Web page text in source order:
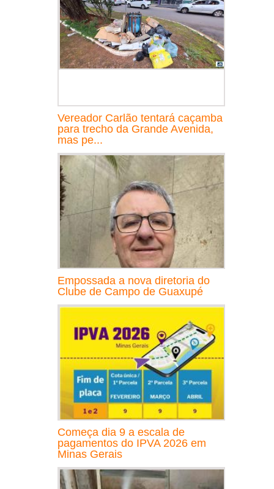
Vereador Carlão tentará caçamba
para trecho da Grande Avenida,
mas pe...
Empossada a nova diretoria do
Clube de Campo de Guaxupé
Começa dia 9 a escala de
pagamentos do IPVA 2026 em
Minas Gerais